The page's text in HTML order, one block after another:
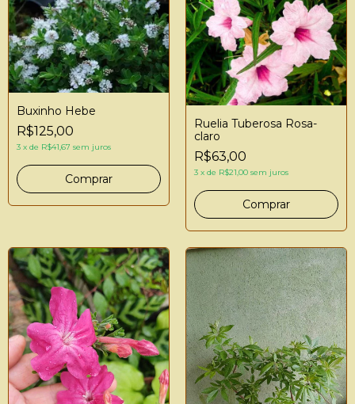
Buxinho Hebe
R$125,00
3 x de R$41,67 sem juros
Ruelia Tuberosa Rosa-
claro
R$63,00
3 x de R$21,00 sem juros